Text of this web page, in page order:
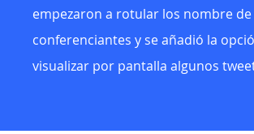
empezaron a rotular los nombre de
conferenciantes y se añadió la
visualizar por pantalla algunos